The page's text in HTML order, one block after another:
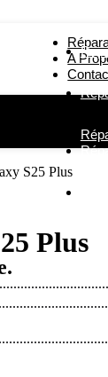
A
S25 Plus
Plus